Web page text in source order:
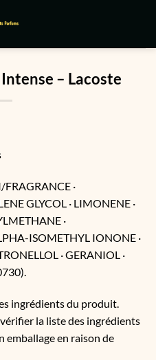
– Lacoste
FRAGRANCE ·
GLYCOL · LIMONENE ·
·
ISOMETHYL IONONE ·
· GERANIOL ·
ingrédients du produit.
la liste des ingrédients
en raison de